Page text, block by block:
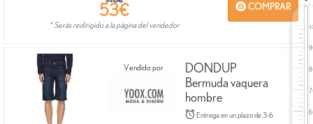
COMPRAR
53€
* Serás redirigido a la página del vendedor
Vendido por
DONDUP
Bermuda vaquera
hombre
Entrega en un plazo de 3-6